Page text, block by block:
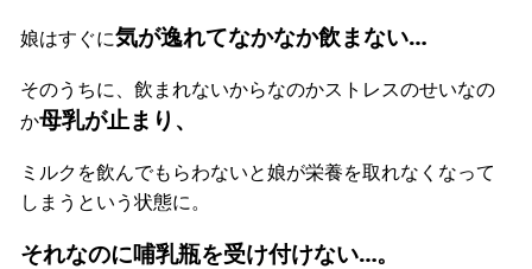
娘はすぐに気が逸れてなかなか飲まない…
そのうちに、飲まれないからなのかストレスのせいなの
か母乳が止まり、
ミルクを飲んでもらわないと娘が栄養を取れなくなって
しまうという状態に。
それなのに哺乳瓶を受け付けない…。